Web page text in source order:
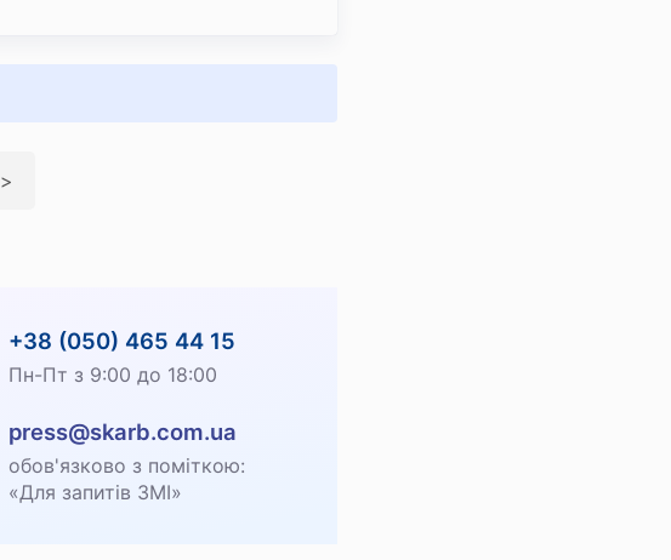
>
+38 (050) 465 44 15
Пн-Пт з 9:00 до 18:00
press@skarb.com.ua
обов'язково з поміткою:
«Для запитів ЗМІ»